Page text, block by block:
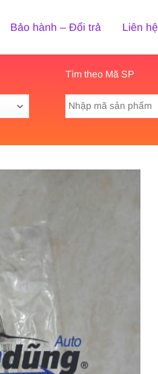
Bảo hành – Đổi trả Liên hệ
Tìm theo Mã SP
Tìm